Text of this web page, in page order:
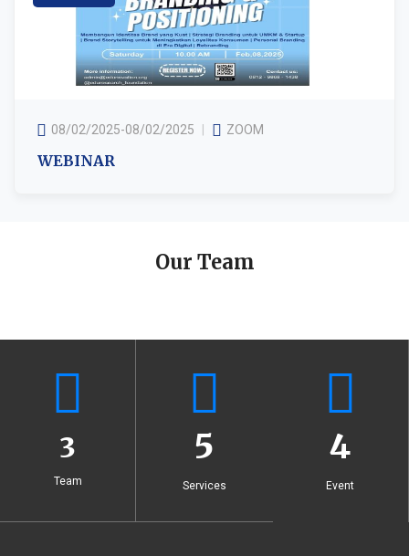
08/02/2025-08/02/2025 ZOOM
WEBINAR
Our Team
3
Team
5
Services
4
Event